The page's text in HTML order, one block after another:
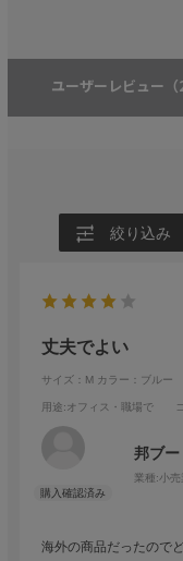
ユーザーレビュー
絞り込み
丈夫でよい
サイズ：M カラー：ブルー
用途:オフィス・職場で
邦ブー
業種:小売
海外の商品だったので